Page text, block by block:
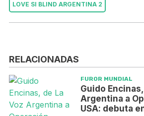
LOVE SI BLIND ARGENTINA 2
RELACIONADAS
FUROR MUNDIAL
Guido
Argentina a
USA: debuta